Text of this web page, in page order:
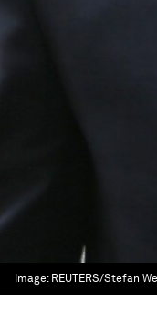
Image: REUTERS/Stefan